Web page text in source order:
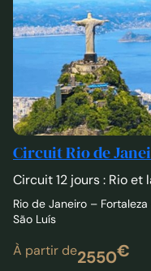
Circuit Rio de
Circuit 12 jours : Rio
Rio de Janeiro –
São Luís
À partir de2550€